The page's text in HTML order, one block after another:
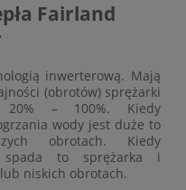
Fairland
inwerterową. Mają
(obrotów) sprężarki
– 100%. Kiedy
wody jest duże to
obrotach. Kiedy
spada to sprężarka i
niskich obrotach.